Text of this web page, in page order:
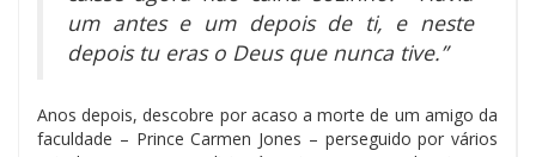
um antes e um depois de ti, e neste
depois tu eras o Deus que nunca tive.”
Anos depois, descobre por acaso a morte de um amigo da
faculdade – Prince Carmen Jones – perseguido por vários